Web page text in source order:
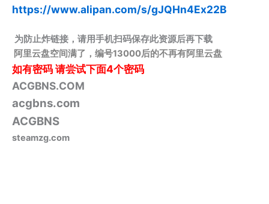
https://www.alipan.com/s/gJQHn4Ex22B
为防止炸链接，请用手机扫码保存此资源后再下载
阿里云盘空间满了，编号13000后的不再有阿里云盘
如有密码请尝试下面4个密码
ACGBNS.COM
acgbns.com
ACGBNS
steamzg.com